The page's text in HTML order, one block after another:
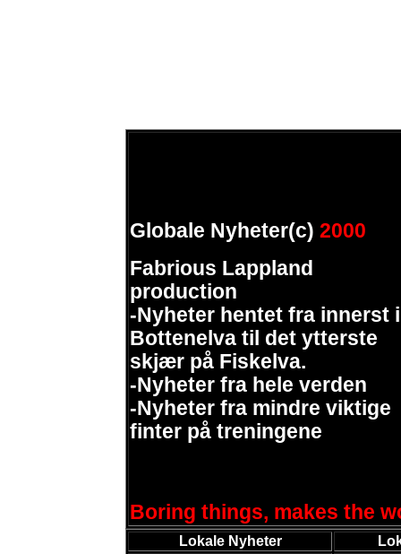
Globale Nyheter(c) 2000
Fabrious Lappland
production
-Nyheter hentet fra innerst i
Bottenelva til det ytterste
skjær på Fiskelva.
-Nyheter fra hele verden
-Nyheter fra mindre viktige
finter på treningene
Boring things, makes the
Lokale Nyheter